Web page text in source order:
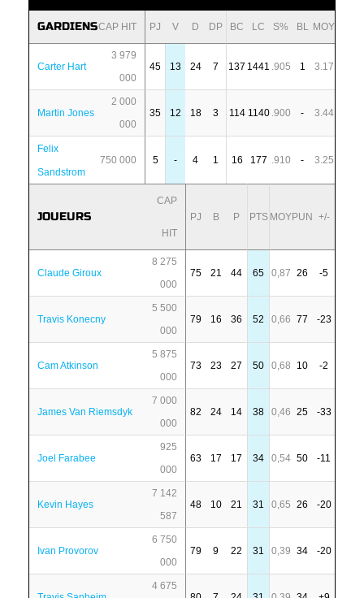
GARDIENSCAP HIT PJ V D DP BC LC S% BL MOY
Carter Hart
3 979
000
45 13 24 7 137 1441 .905 1 3.17
Martin Jones
2 000
000
35 12 18 3 114 1140 .900 - 3.44
Felix
Sandstrom
750 000 5 - 4 1 16 177 .910 - 3.25
JOUEURS
CAP
HIT
PJ B P PTS MOYPUN +/-
Claude Giroux
8 275
000
75 21 44 65 0,87 26 -5
Travis Konecny
5 500
000
79 16 36 52 0,66 77 -23
Cam Atkinson
5 875
000
73 23 27 50 0,68 10 -2
James Van Riemsdyk
7 000
000
82 24 14 38 0,46 25 -33
Joel Farabee
925
000
63 17 17 34 0,54 50 -11
Kevin Hayes
7 142
587
48 10 21 31 0,65 26 -20
Ivan Provorov
6 750
000
79 9 22 31 0,39 34 -20
4 675